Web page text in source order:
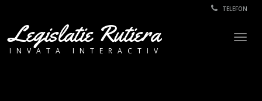
TELEFON
Legislatie Rutiera
INVATA INTERACTIV